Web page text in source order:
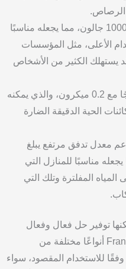
سعة الترشيح: يمكنه تصفية 1000 جالون، مما يجعله مناسبًا
الأعلى، مثل المؤسسات
الكثير من الأشخاص
تصنيف الميكرون: يأتي مدمجًا مع 0.2 ميكرون، والذي يمكنه
الحية الدقيقة الضارة
تدفق مرتفع يبلغ
مناسبًا للمنازل التي
المفلترة وتلك التي
حل فعال وفعال
وصديق للبيئة لتنقية المياه. تقدم Franke أنواعًا مختلفة من
للاستخدام المقصود، سواء